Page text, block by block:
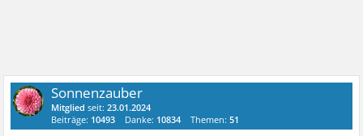
Sonnenzauber
Mitglied seit:23.01.2024
Beiträge: 10493 Danke: 10834 Themen:51